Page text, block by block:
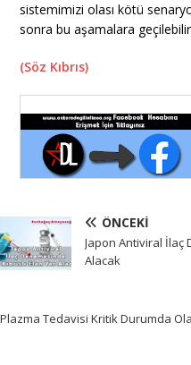
sistemimizi olası kötü
sonra bu aşamalara
(Söz Kıbrıs)
ÖNCEKI
Japon Antiviral İlaç
Alacak
Plazma Tedavisi Kritik Durumda